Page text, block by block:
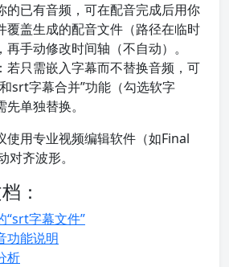
的已有音频，可在配音完成后用你
覆盖生成的配音文件（路径在临时
再手动修改时间轴（不自动）。
若只需嵌入字幕而不替换音频，可
srt字幕合并”功能（勾选软字
单独替换。
使用专业视频编辑软件（如Final
齐波形。
：
“srt字幕文件”
功能说明
析